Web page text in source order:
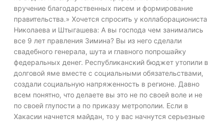
вручение благодарственных писем и формирование
правительства.» Хочется спросить у коллаборациониста
Николаева и Штыгашева: А вы господа чем занимались
все 9 лет правления Зимина? Вы из него сделали
свадебного генерала, шута и главного попрошайку
федеральных денег. Республиканский бюджет утопили в
долговой яме вместе с социальными обязательствами,
создали социальную напряженность в регионе. Давно
всем понятно, что делаете вы это не по своей воле и не
по своей глупости а по приказу метрополии. Если в
Хакасии начнется майдан, то у вас начнутся серьезные